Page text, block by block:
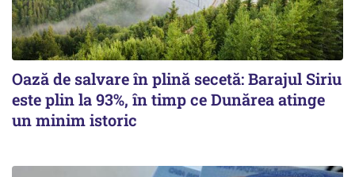
Oază de salvare în plină secetă: Barajul Siriu
este plin la 93%, în timp ce Dunărea atinge
un minim istoric